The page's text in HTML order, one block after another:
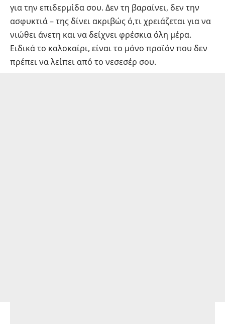
για την επιδερμίδα σου. Δεν τη βαραίνει, δεν την
ασφυκτιά – της δίνει ακριβώς ό,τι χρειάζεται για να
νιώθει άνετη και να δείχνει φρέσκια όλη μέρα.
Ειδικά το καλοκαίρι, είναι το μόνο προϊόν που δεν
πρέπει να λείπει από το νεσεσέρ σου.